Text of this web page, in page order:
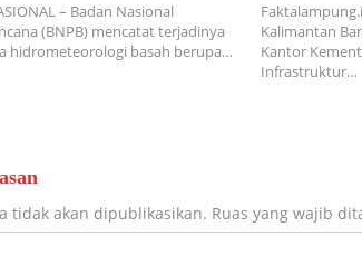
– Badan Nasional
(BNPB) mencatat terjadinya
hidrometeorologi basah berupa…
Kalimantan
Kantor
Infrastruktur…
tidak akan dipublikasikan. Ruas yang wajib